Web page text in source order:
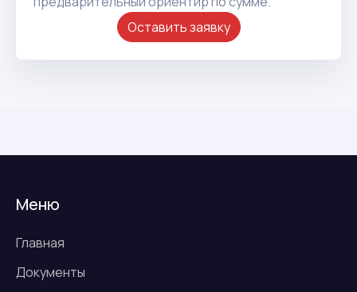
Оставить заявку
Меню
Главная
Документы